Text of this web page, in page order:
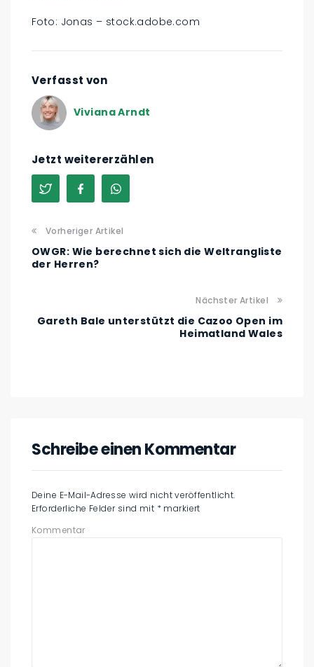
Foto: Jonas – stock.adobe.com
Verfasst von
Viviana Arndt
Jetzt weitererzählen
Vorheriger Artikel
OWGR: Wie berechnet sich die Weltrangliste
der Herren?
Nächster Artikel
Gareth Bale unterstützt die Cazoo Open im
Heimatland Wales
Schreibe einen Kommentar
Deine E-Mail-Adresse wird nicht veröffentlicht.
Erforderliche Felder sind mit * markiert
Kommentar